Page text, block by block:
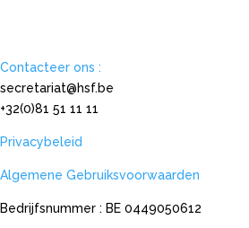
Contacteer ons :
secretariat@hsf.be
+32(0)81 51 11 11
Privacybeleid
Algemene Gebruiksvoorwaarden
Bedrijfsnummer : BE 0449050612